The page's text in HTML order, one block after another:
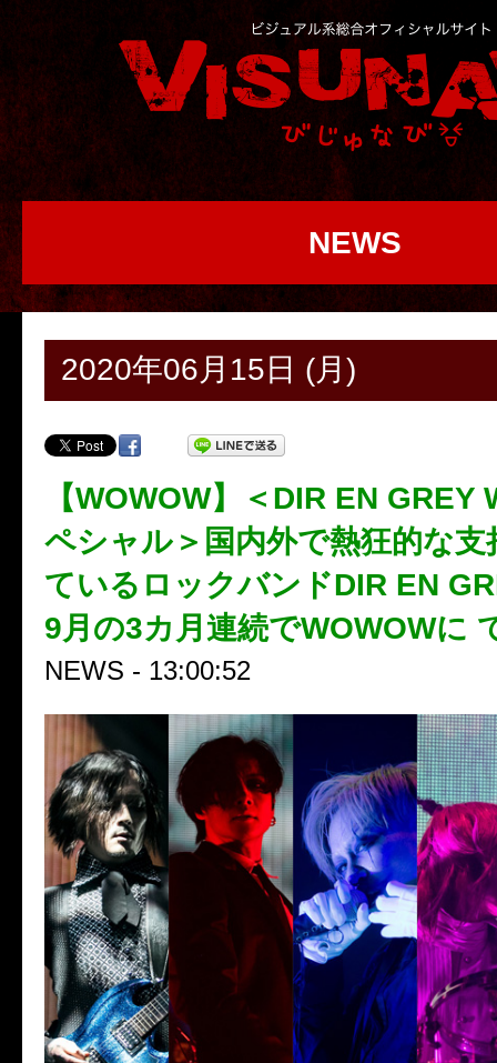
NEWS
2020年06月15日 (月)
【WOWOW】＜DIR EN GREY
ペシャル＞国内外で熱狂的な支
ているロックバンドDIR EN
9月の3カ月連続でWOWOWに
NEWS - 13:00:52